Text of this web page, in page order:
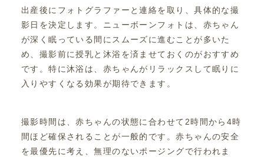
出産後にフォトグラファーと連絡を取り、具体的な撮
影日を決定します。ニューボーンフォトは、赤ちゃん
が深く眠っている間にスムーズに進むことが多いた
め、撮影前に授乳と沐浴を済ませておくのがおすすめ
です。特に沐浴は、赤ちゃんがリラックスして眠りに
入りやすくなる効果が期待できます。
撮影時間は、赤ちゃんの状態に合わせて2時間から4時
間ほど確保されることが一般的です。赤ちゃんの安全
を最優先に考え、無理のないポージングで行われま